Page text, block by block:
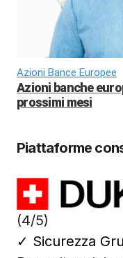
Azioni Bance Europee
Azioni banche
prossimi mesi
Piattaforme
(4/5)
✓ Sicurezza